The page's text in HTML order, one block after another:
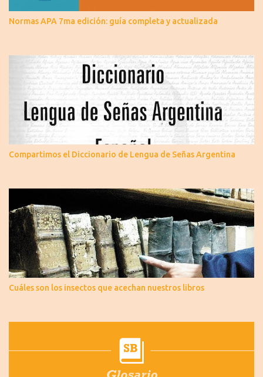
Normas APA 7ma edición: guía completa y actualizada
Compartimos el Diccionario de Lengua de Señas Argentina
Cuáles son los insectos que acechan nuestros libros